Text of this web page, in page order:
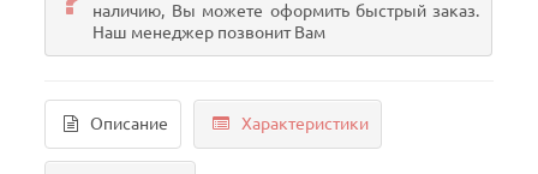
наличию, Вы можете оформить быстрый заказ.
Наш менеджер позвонит Вам
Описание Характеристики